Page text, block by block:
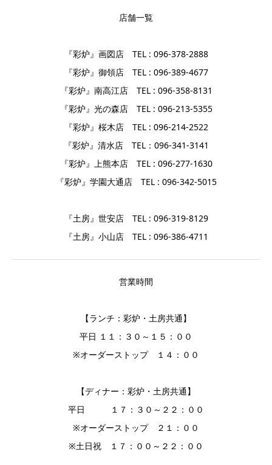
店舗一覧
『彩炉』画図店 TEL : 096-378-2888
『彩炉』御領店 TEL : 096-389-4677
『彩炉』南高江店 TEL : 096-358-8131
『彩炉』光の森店 TEL : 096-213-5355
『彩炉』桜木店 TEL : 096-214-2522
『彩炉』清水店 TEL：096-341-3141
『彩炉』上熊本店 TEL : 096-277-1630
『彩炉』学園大通店 TEL : 096-342-5015
『土房』世安店 TEL : 096-319-8129
『土房』小山店 TEL : 096-386-4711
営業時間
【ランチ：彩炉・土房共通】
平日 １１：３０～１５：００
※オーダーストップ １４：００
【ディナー：彩炉・土房共通】
平日 １７：３０～２２：００
※オーダーストップ ２１：００
※土日祝 １７：００～２２：００